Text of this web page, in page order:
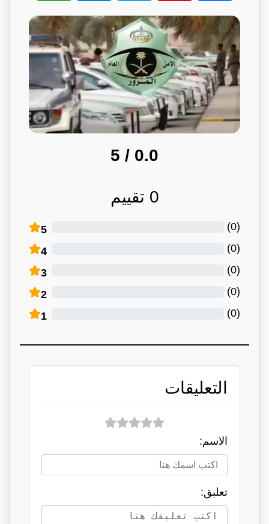
0.0
/ 5
0 تقييم
5 (
0
)
4 (
0
)
3 (
0
)
2 (
0
)
1 (
0
)
التعليقات
الاسم:
تعلبق: